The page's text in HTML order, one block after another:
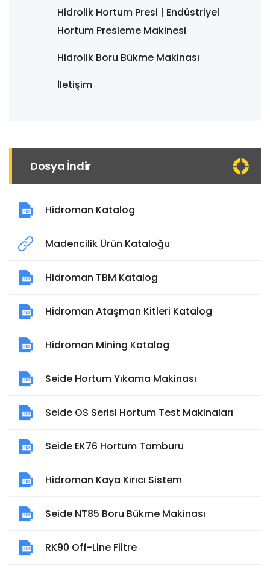
Hidrolik Hortum Presi | Endüstriyel
Hortum Presleme Makinesi
Hidrolik Boru Bükme Makinası
İletişim
Dosya İndir
Hidroman Katalog
Madencilik Ürün Kataloğu
Hidroman TBM Katalog
Hidroman Ataşman Kitleri Katalog
Hidroman Mining Katalog
Seide Hortum Yıkama Makinası
Seide OS Serisi Hortum Test Makinaları
Seide EK76 Hortum Tamburu
Hidroman Kaya Kırıcı Sistem
Seide NT85 Boru Bükme Makinası
RK90 Off-Line Filtre